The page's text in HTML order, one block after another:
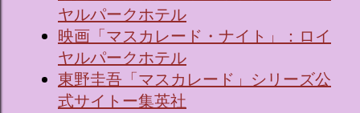
ヤルパークホテル
映画「マスカレード・ナイト」：ロイ
ヤルパークホテル
東野圭吾「マスカレード」シリーズ公
式サイトー集英社